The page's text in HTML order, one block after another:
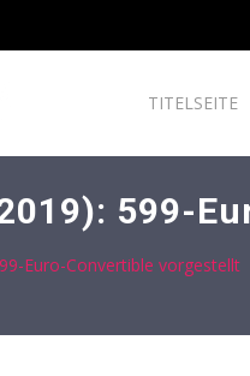
TITELSEITE
599-
Euro-Convertible vorgestellt